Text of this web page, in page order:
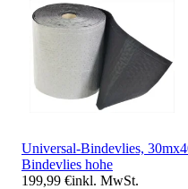
Universal-Bindevlies,
Bindevlies hohe
199,99 €inkl. MwSt.